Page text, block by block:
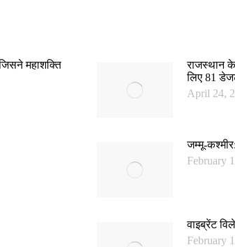
महाशक्ति
राजस्थान
लिए 81
April 24,
जम्मू-
February
वाइब्रेंट
February